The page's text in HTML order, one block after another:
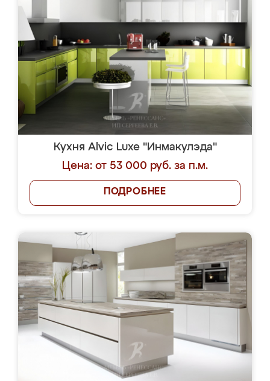
Кухня Alvic Luxe "Инмакулэда"
Цена: от 53 000 руб. за п.м.
ПОДРОБНЕЕ